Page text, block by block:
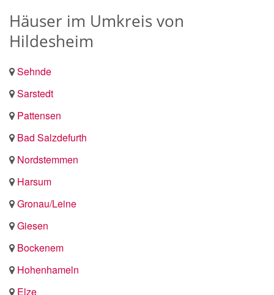
Häuser im Umkreis von
Hildesheim
Sehnde
Sarstedt
Pattensen
Bad Salzdefurth
Nordstemmen
Harsum
Gronau/Leine
Giesen
Bockenem
Hohenhameln
Elze